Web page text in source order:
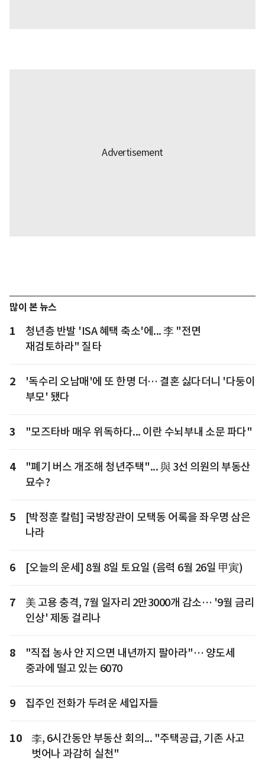
많이 본 뉴스
1
청년층 반발 'ISA 혜택 축소'에... 李 "전면
재검토하라" 질타
2
'독수리 오남매'에 또 한명 더… 결혼 싫다더니 '다둥이
부모' 됐다
3 "모즈타바 매우 위독하다... 이란 수뇌부내 소문 파다"
4
"폐기 버스 개조해 청년주택"... 與 3선 의원의 부동산
묘수?
5
[박정훈 칼럼] 국방장관이 모택동 어록을 좌우명 삼은
나라
6 [오늘의 운세] 8월 8일 토요일 (음력 6월 26일 甲寅)
7
美 고용 충격, 7월 일자리 2만3000개 감소… '9월 금리
인상' 제동 걸리나
8
"직접 농사 안 지으면 내년까지 팔아라"… 양도세
중과에 떨고 있는 6070
9 집주인 전화가 두려운 세입자들
10
李, 6시간동안 부동산 회의... "주택공급, 기존 사고
벗어나 과감히 실천"